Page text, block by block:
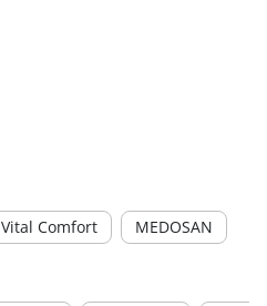
Vital Comfort MEDOSAN